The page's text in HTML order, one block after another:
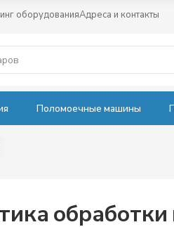
оборудованияАдреса и контакты
Поломоечные машины